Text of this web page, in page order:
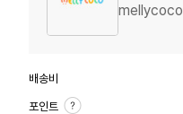
mellycoco
배송비
포인트